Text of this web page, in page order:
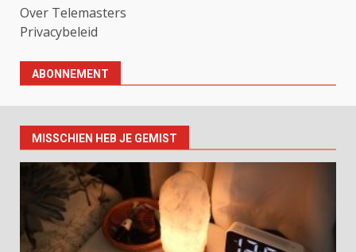
Over Telemasters
Privacybeleid
ABONNEMENT
MISSCHIEN HEB JE GEMIST